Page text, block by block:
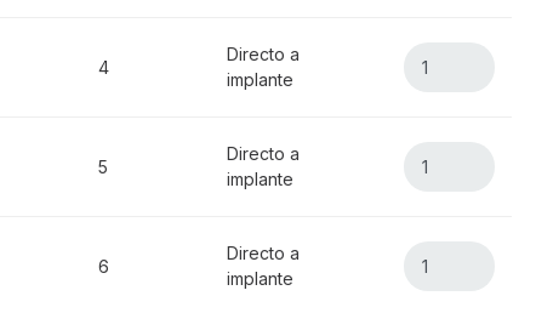
4
Directo a
implante
5
Directo a
implante
6
Directo a
implante